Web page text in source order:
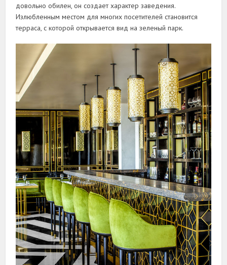
довольно обилен, он создает характер заведения.
Излюбленным местом для многих посетителей становится
терраса, с которой открывается вид на зеленый парк.